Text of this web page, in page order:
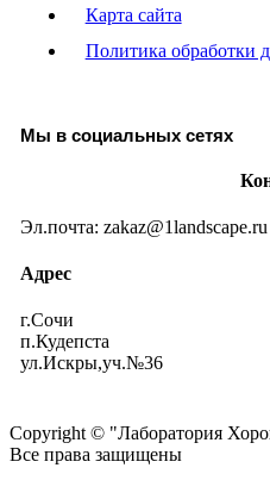
Карта сайта
Политика обработки
Мы в социальных сетях
Эл.почта:
Адрес
г.Сочи
п.Кудепста
ул.Искры,уч.№36
Copyright © "Лаборатория
Все права защищены